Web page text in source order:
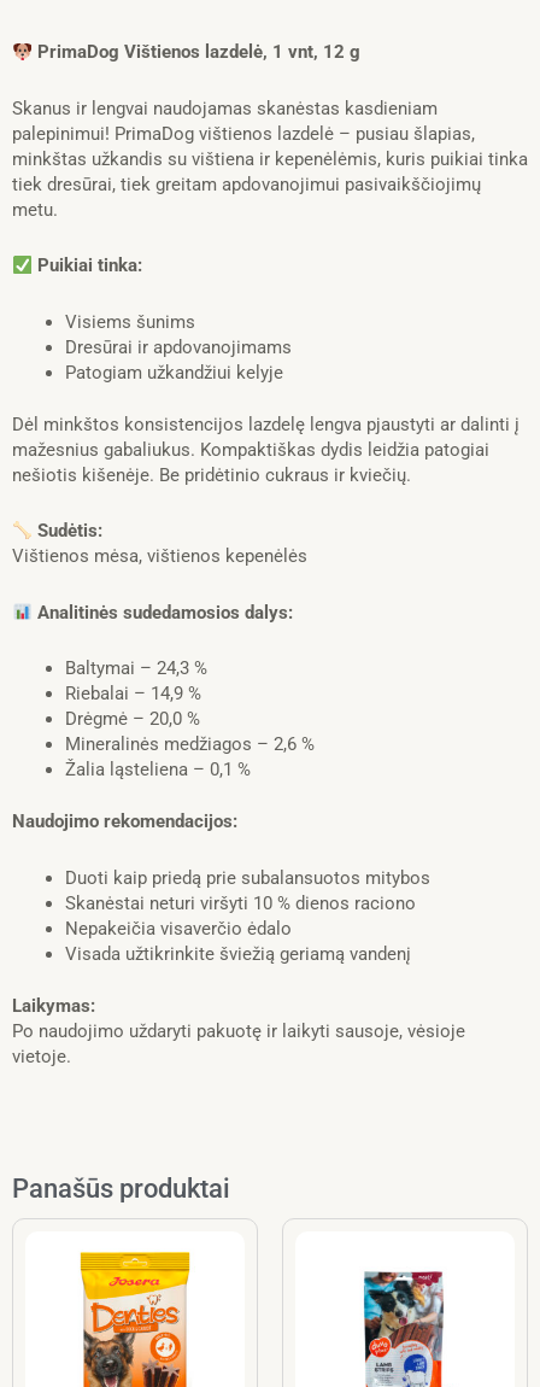
Vištienos
vnt,
12
g
PrimaDog Vištienos lazdelė, 1 vnt, 12 g
Skanus ir lengvai naudojamas skanėstas kasdieniam
palepinimui! PrimaDog vištienos lazdelė – pusiau šlapias,
minkštas užkandis su vištiena ir kepenėlėmis, kuris puikiai tinka
tiek dresūrai, tiek greitam apdovanojimui pasivaikščiojimų
metu.
Puikiai tinka:
Visiems šunims
Dresūrai ir apdovanojimams
Patogiam užkandžiui kelyje
Dėl minkštos konsistencijos lazdelę lengva pjaustyti ar dalinti į
mažesnius gabaliukus. Kompaktiškas dydis leidžia patogiai
nešiotis kišenėje. Be pridėtinio cukraus ir kviečių.
Sudėtis:
Vištienos mėsa, vištienos kepenėlės
Analitinės sudedamosios dalys:
Baltymai – 24,3 %
Riebalai – 14,9 %
Drėgmė – 20,0 %
Mineralinės medžiagos – 2,6 %
Žalia ląsteliena – 0,1 %
Naudojimo rekomendacijos:
Duoti kaip priedą prie subalansuotos mitybos
Skanėstai neturi viršyti 10 % dienos raciono
Nepakeičia visaverčio ėdalo
Visada užtikrinkite šviežią geriamą vandenį
Laikymas:
Po naudojimo uždaryti pakuotę ir laikyti sausoje, vėsioje
vietoje.
Panašūs produktai